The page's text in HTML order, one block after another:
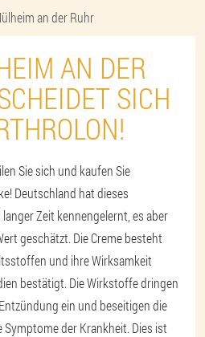
an der Ruhr
AN DER
SICH
Sie sich und kaufen Sie
Deutschland hat dieses
Zeit kennengelernt, es aber
geschätzt. Die Creme besteht
und ihre Wirksamkeit
bestätigt. Die Wirkstoffe dringen
ein und beseitigen die
der Krankheit. Dies ist